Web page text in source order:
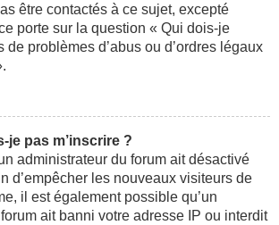
être contactés à ce sujet, excepté
porte sur la question « Qui dois-je
de problèmes d’abus ou d’ordres légaux
je pas m’inscrire ?
administrateur du forum ait désactivé
d’empêcher les nouveaux visiteurs de
il est également possible qu’un
ait banni votre adresse IP ou interdit